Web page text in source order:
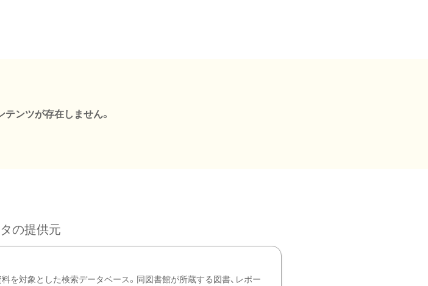
ンツが存在しません。
の提供元
を対象とした検索データベース。同図書館が所蔵する図書、レポー